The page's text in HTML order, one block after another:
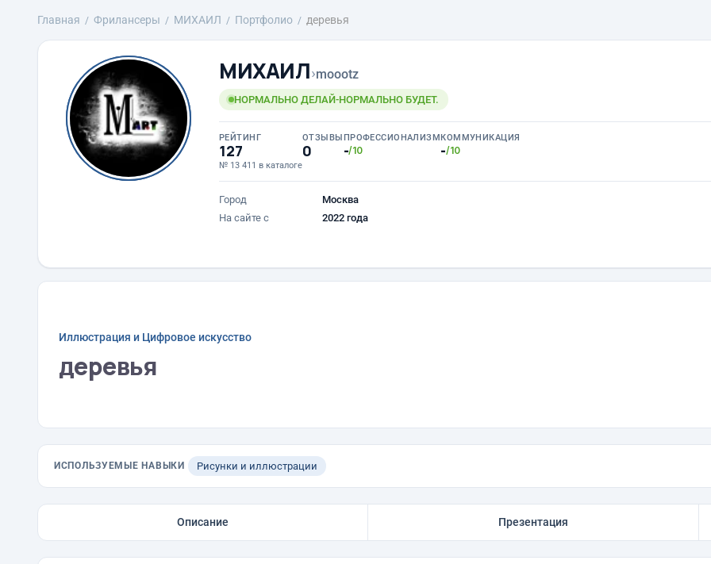
Главная Фрилансеры МИХАИЛ Портфолио деревья
МИХАИЛ›moootz
НОРМАЛЬНО ДЕЛАЙ-НОРМАЛЬНО БУДЕТ.
РЕЙТИНГ
127
№ 13 411 в каталоге
ОТЗЫВЫ
0
ПРОФЕССИОНАЛИЗМ
-/10
КОММУНИКАЦИЯ
-/10
Город
Москва
На сайте с
2022 года
Иллюстрация и Цифровое искусство
деревья
ИСПОЛЬЗУЕМЫЕ НАВЫКИ Рисунки и иллюстрации
Описание Презентация